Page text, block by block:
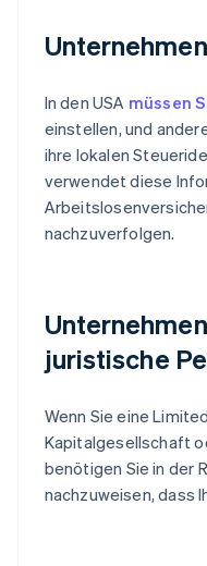
In den USA müssen
einstellen, und
ihre lokalen
verwendet diese
nachzuverfolgen.
juristische
Wenn Sie eine
Kapitalgesellschaft
benötigen Sie in der
nachzuweisen, dass